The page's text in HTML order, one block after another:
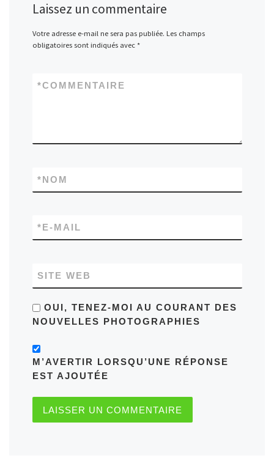
Laissez un commentaire
Votre adresse e-mail ne sera pas publiée. Les champs
obligatoires sont indiqués avec *
COMMENTAIRE
*
NOM
*
E-MAIL
*
SITE WEB
OUI, TENEZ-MOI AU COURANT DES
NOUVELLES PHOTOGRAPHIES
M’AVERTIR LORSQU’UNE RÉPONSE
EST AJOUTÉE